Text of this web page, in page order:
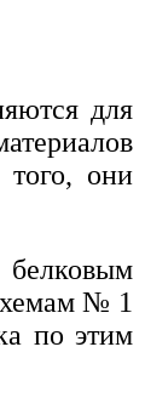
для
того, они
№ 1
по этим